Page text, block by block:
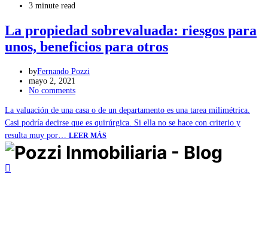
3 minute read
La propiedad sobrevaluada: riesgos para
unos, beneficios para otros
byFernando Pozzi
mayo 2, 2021
No comments
La valuación de una casa o de un departamento es una tarea milimétrica.
Casi podría decirse que es quirúrgica. Si ella no se hace con criterio y
resulta muy por… LEER MÁS